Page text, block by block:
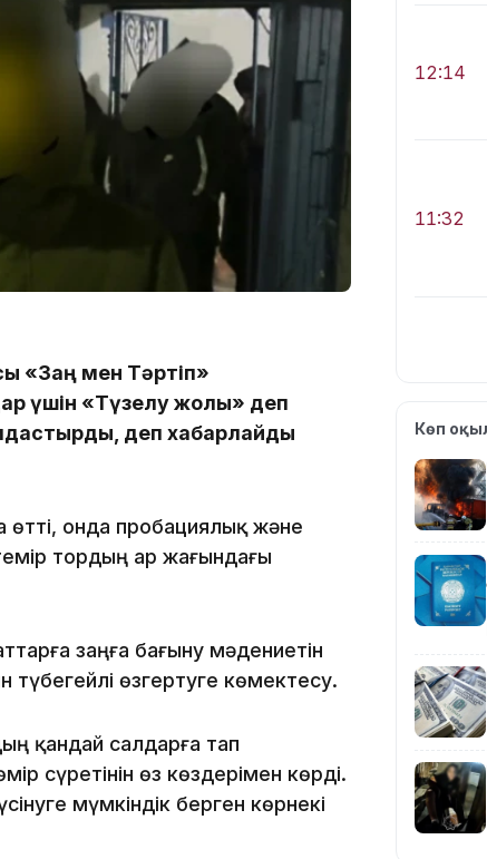
«Заң мен Тәртіп»
үшін «Түзелу жолы» деп
деп хабарлайды
өтті, онда пробациялық және
тордың ар жағындағы
заңға бағыну мәдениетін
түбегейлі өзгертуге көмектесу.
қандай салдарға тап
сүретінін өз көздерімен көрді.
мүмкіндік берген көрнекі
12:14
11:32
11:28
10:01
09:40
Көп